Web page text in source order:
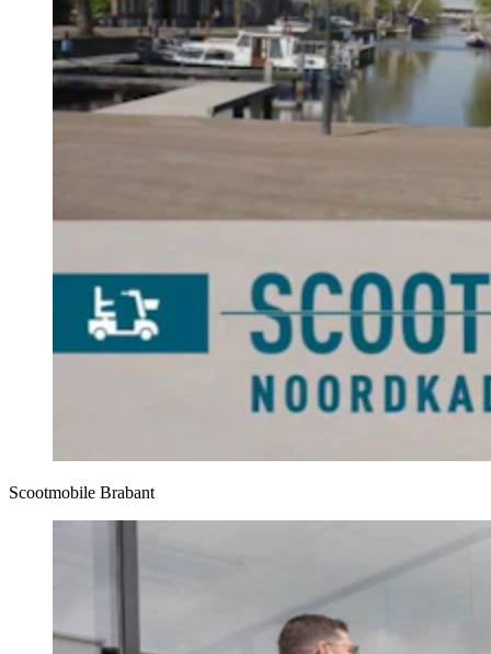
Scootmobile Brabant